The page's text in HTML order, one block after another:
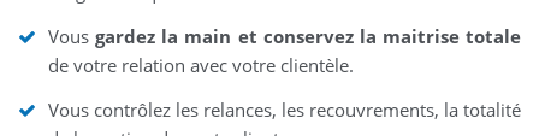
Vousgardez la main et conservez la maitrise totale
de votre relation avec votre clientèle.
Vous contrôlez les relances, les recouvrements, la totalité